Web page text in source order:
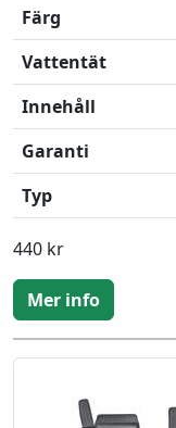
Färg
Vattentät
Innehåll
Garanti
Typ
440 kr
Mer info